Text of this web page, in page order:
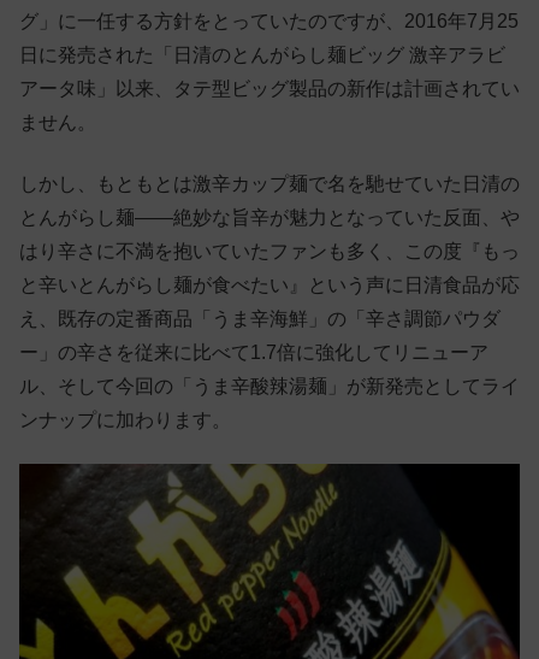
グ」に一任する方針をとっていたのですが、2016年7月25
日に発売された「日清のとんがらし麺ビッグ 激辛アラビ
アータ味」以来、タテ型ビッグ製品の新作は計画されてい
ません。
しかし、もともとは激辛カップ麺で名を馳せていた日清の
とんがらし麺——絶妙な旨辛が魅力となっていた反面、や
はり辛さに不満を抱いていたファンも多く、この度『もっ
と辛いとんがらし麺が食べたい』という声に日清食品が応
え、既存の定番商品「うま辛海鮮」の「辛さ調節パウダ
ー」の辛さを従来に比べて1.7倍に強化してリニューア
ル、そして今回の「うま辛酸辣湯麺」が新発売としてライ
ンナップに加わります。